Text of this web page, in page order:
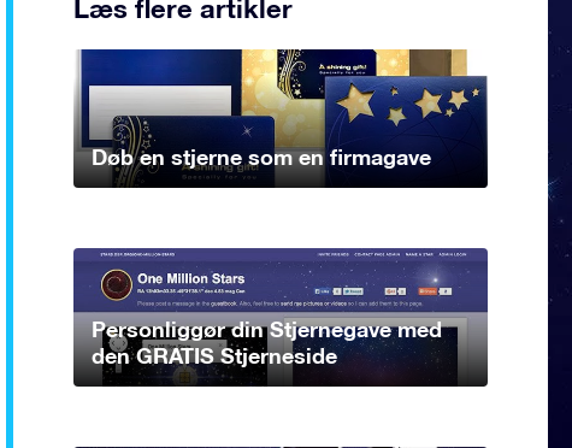
Læs flere artikler
Døb en stjerne som en firmagave
Personliggør din Stjernegave med
den GRATIS Stjerneside